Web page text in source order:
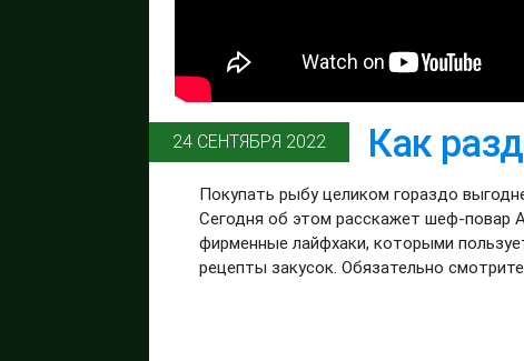
24 СЕНТЯБРЯ 2022 Как
Покупать рыбу целиком гораздо
Сегодня об этом расскажет шеф-повар
фирменные лайфхаки, которыми
рецепты закусок. Обязательно